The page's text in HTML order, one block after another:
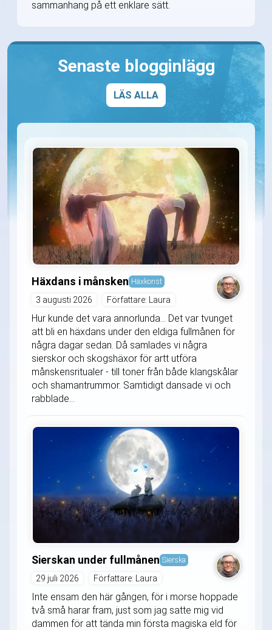
sammanhang på ett enklare sätt.
Senaste blogginlägg
LÄS ALLA
Häxdans i månsken Häxkonst
3 augusti 2026 Författare: Laura
Hur kunde det vara annorlunda... Det var tvunget
att bli en häxdans under den eldiga fullmånen för
några dagar sedan. Då samlades vi några
sierskor och skogshäxor för artt utföra
månskensritualer - till toner från både klangskålar
och shamantrummor. Samtidigt dansade vi och
rabblade...
Sierskan under fullmånen Sierska
29 juli 2026 Författare: Laura
Inte ensam den här gången, för i morse hoppade
två små harar fram, just som jag satte mig vid
dammen för att tända min första magiska eld för